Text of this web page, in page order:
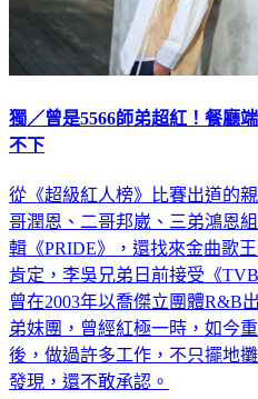
獨／曾是5566師弟超紅！餐廳
不下
從《超級紅人榜》比賽出道的
哥潤恩、二哥邦崴、三弟鴻恩
輯《PRIDE》，還找來金曲歌
肯定，李吳兄弟日前接受《
曾在2003年以喬傑立團體R&B
弟妹團，曾經紅極一時，如今
後，做過許多工作，不只擺地
發現，還不敢承認。